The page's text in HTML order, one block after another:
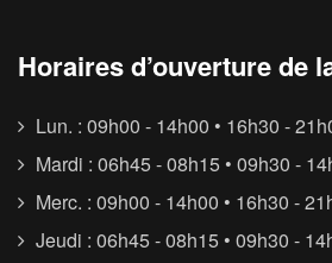
Horaires d’ouverture de
Lun. : 09h00 - 14h00 • 16h30 -
Mardi : 06h45 - 08h15 • 09h30 -
Merc. : 09h00 - 14h00 • 16h30 -
Jeudi : 06h45 - 08h15 • 09h30 -